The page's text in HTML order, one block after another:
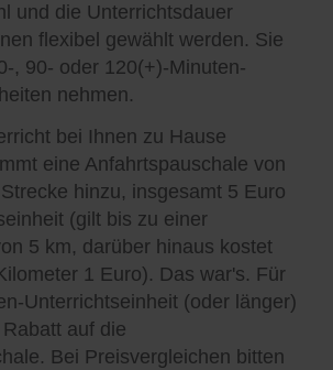
und die Unterrichtsdauer
flexibel gewählt werden. Sie
, 90- oder 120(+)-Minuten-
nehmen.
bei Ihnen zu Hause
eine Anfahrtspauschale von
hinzu, insgesamt 5 Euro
(gilt bis zu einer
5 km, darüber hinaus kostet
1 Euro). Das war's. Für
Unterrichtseinheit (oder länger)
auf die
Bei Preisvergleichen bitten